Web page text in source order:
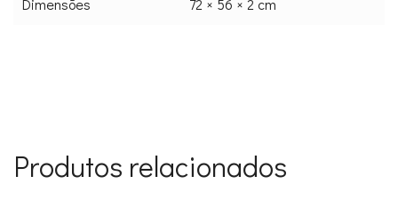
Produtos relacionados